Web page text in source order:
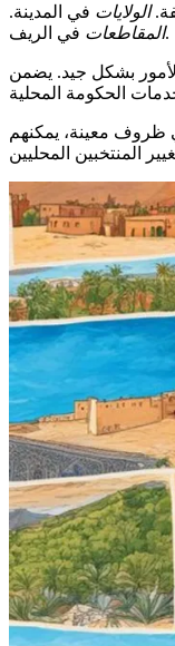
الولايات في المدينة.
المقاطعاتفي الريف.
بشكل جيد. يضمن
ظروف معينة، يمكنهم